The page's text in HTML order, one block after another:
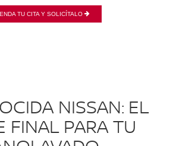
TU CITA Y SOLICÍTALO
NISSAN: EL
FINAL PARA TU